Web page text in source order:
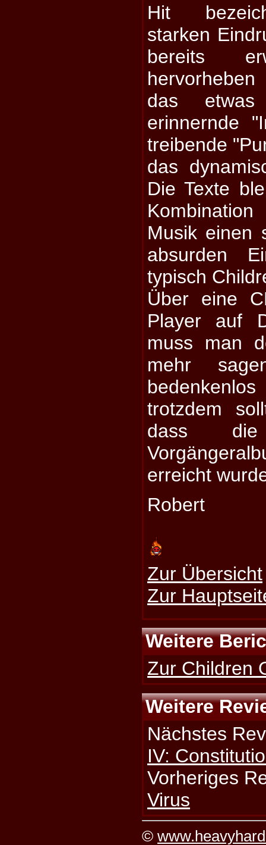
Hit
starken
bereits
das
erinnernde
treibende
das
Die Texte
Musik einen
absurden
typisch
Über eine
Player auf
muss man
mehr
trotzdem
dass
erreicht
Robert
Zur Übersicht
Zur
Weitere
Zur Children
Weitere
Nächstes
IV:
Vorheriges
Virus
©